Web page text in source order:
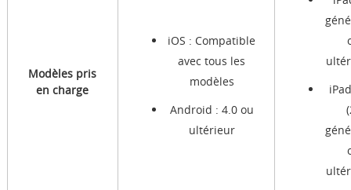
Modèles pris
en charge
iOS : Compatible
avec tous les
modèles
Android : 4.0 ou
ultérieur